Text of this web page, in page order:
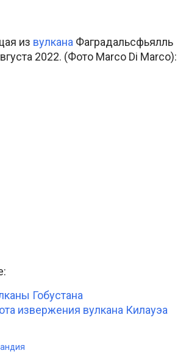
из вулкана Фаградальсфьялль
2022. (Фото Marco Di Marco):
Гобустана
извержения вулкана Килауэа